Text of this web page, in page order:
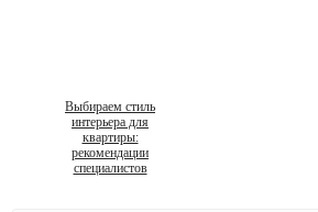
Выбираем стиль
интерьера для
квартиры:
рекомендации
специалистов